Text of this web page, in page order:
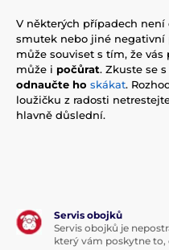
V některých případech
smutek nebo jiné negativní
může souviset s tím, že
může i počůrat. Zkuste se
odnaučte ho skákat.
loužičku z radosti
hlavně důslední.
Servis obojků
Servis obojků je
který vám poskytne to,